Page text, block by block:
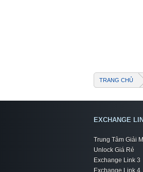
TRANG CHỦ
EXCHANGE
Trung Tâm Giải
Unlock Giá Rẻ
Exchange Link 3
Exchange Link 4